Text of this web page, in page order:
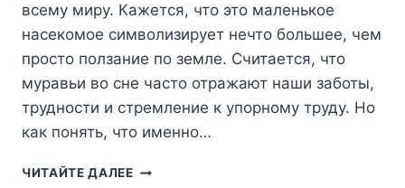
всему миру. Кажется, что это маленькое
насекомое символизирует нечто большее, чем
просто ползание по земле. Считается, что
муравьи во сне часто отражают наши заботы,
трудности и стремление к упорному труду. Но
как понять, что именно…
ЧИТАЙТЕ ДАЛЕЕМУРАВЬИ